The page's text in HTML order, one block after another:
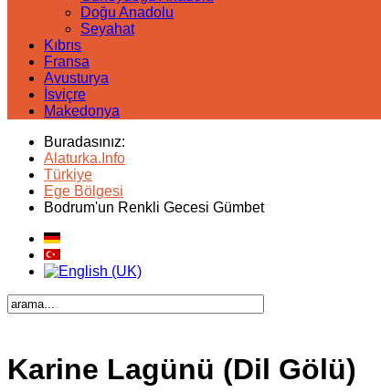
Doğu Anadolu
Seyahat
Kıbrıs
Fransa
Avusturya
İsviçre
Makedonya
Buradasınız:
Alaturka.Info
Türkiye
Ege Bölgesi
Bodrum'un Renkli Gecesi Gümbet
Karine Lagünü (Dil Gölü)